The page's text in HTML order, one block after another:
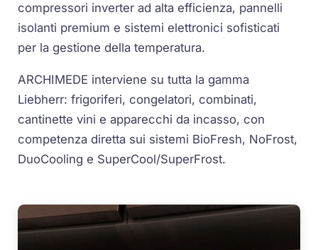
compressori inverter ad alta efficienza, pannelli
isolanti premium e sistemi elettronici sofisticati
per la gestione della temperatura.
ARCHIMEDE interviene su tutta la gamma
Liebherr: frigoriferi, congelatori, combinati,
cantinette vini e apparecchi da incasso, con
competenza diretta sui sistemi BioFresh, NoFrost,
DuoCooling e SuperCool/SuperFrost.